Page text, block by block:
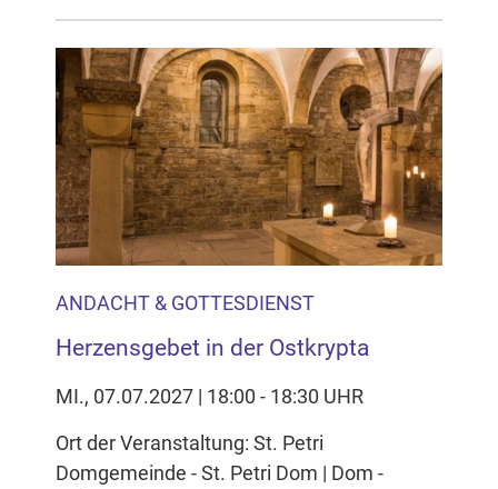
ANDACHT & GOTTESDIENST
Herzensgebet in der Ostkrypta
MI., 07.07.2027 | 18:00 - 18:30 UHR
Ort der Veranstaltung: St. Petri
Domgemeinde - St. Petri Dom | Dom -